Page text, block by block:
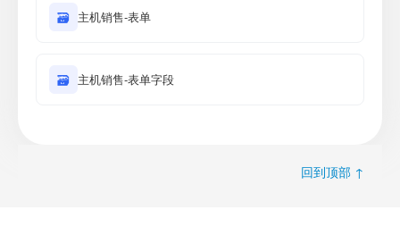
🗃 主机销售-表单
🗃 主机销售-表单字段
回到顶部 ↑